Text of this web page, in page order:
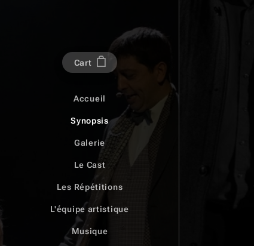
Cart
Accueil
Synopsis
Galerie
Le Cast
Les Répétitions
L'équipe artistique
Musique